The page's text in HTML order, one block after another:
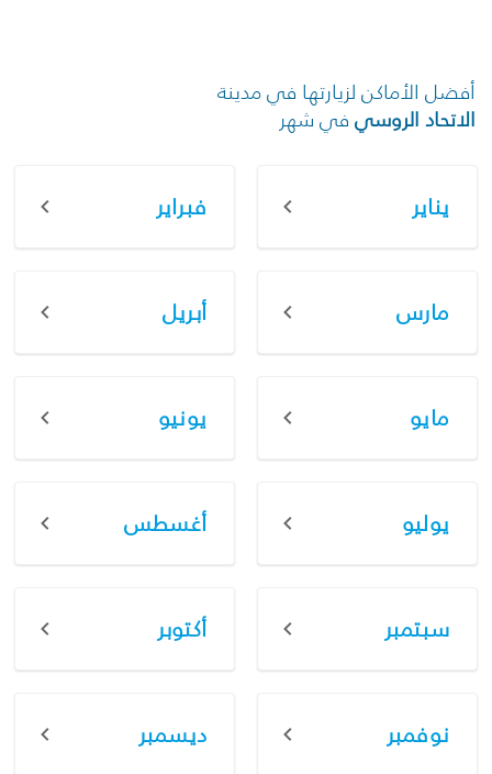
أفضل الأماكن لزيارتها في مدينة
الاتحاد الروسي في شهر
يناير فبراير
مارس أبريل
مايو يونيو
يوليو أغسطس
سبتمبر أكتوبر
نوفمبر ديسمبر